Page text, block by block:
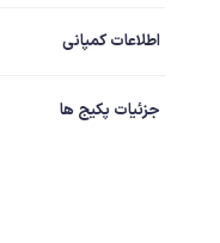
اطلاعات کمپانی
جزئیات پکیج ها